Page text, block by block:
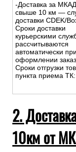
-Доставка за МКАД
свыше 10 км —
доставки CDEK/
Сроки доставки
курьерскими
рассчитываются
автоматически при
оформлении
Сроки отгрузки
пункта приема
2.
10км от